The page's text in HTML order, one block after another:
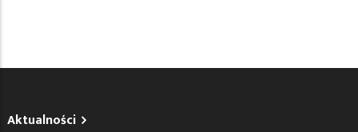
Aktualności